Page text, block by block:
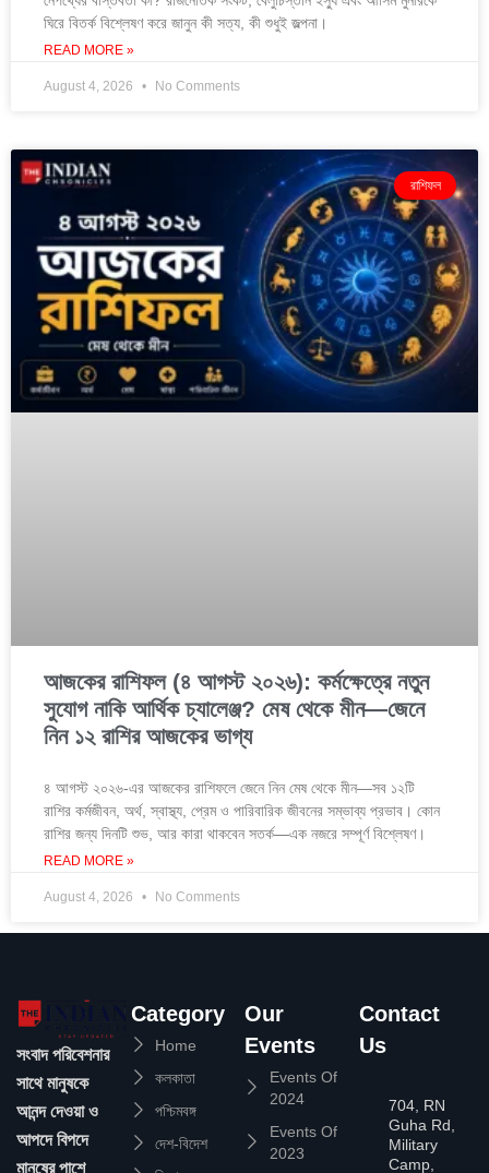
ঘিরে বিতর্ক বিশ্লেষণ করে জানুন কী সত্য, কী শুধুই জল্পনা।
READ MORE »
August 4, 2026 No Comments
রাশিফল
আজকের রাশিফল (৪ আগস্ট ২০২৬): কর্মক্ষেত্রে নতুন
সুযোগ নাকি আর্থিক চ্যালেঞ্জ? মেষ থেকে মীন—জেনে
নিন ১২ রাশির আজকের ভাগ্য
৪ আগস্ট ২০২৬-এর আজকের রাশিফলে জেনে নিন মেষ থেকে মীন—সব ১২টি
রাশির কর্মজীবন, অর্থ, স্বাস্থ্য, প্রেম ও পারিবারিক জীবনের সম্ভাব্য প্রভাব। কোন
রাশির জন্য দিনটি শুভ, আর কারা থাকবেন সতর্ক—এক নজরে সম্পূর্ণ বিশ্লেষণ।
READ MORE »
August 4, 2026 No Comments
সংবাদ পরিবেশনার
সাথে মানুষকে
আনন্দ দেওয়া ও
আপদে বিপদে
মানুষের পাশে
Category
Home
কলকাতা
পশ্চিমবঙ্গ
দেশ-বিদেশ
Our
Events
Events Of
2024
Events Of
2023
Contact
Us
704, RN
Guha Rd,
Military
Camp,